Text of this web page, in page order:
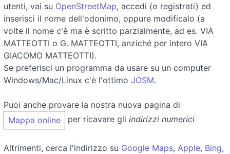
utenti, vai su OpenStreetMap, accedi (o registrati) ed
inserisci il nome dell'odonimo, oppure modificalo (a
volte il nome c'è ma è scritto parzialmente, ad es. VIA
MATTEOTTI o G. MATTEOTTI, anziché per intero VIA
GIACOMO MATTEOTTI).
Se preferisci un programma da usare su un computer
Windows/Mac/Linux c'è l'ottimo JOSM.
Puoi anche provare la nostra nuova pagina di
Mappa online
per ricavare gli indirizzi numerici
Altrimenti, cerca l'indirizzo su Google Maps, Apple, Bing,